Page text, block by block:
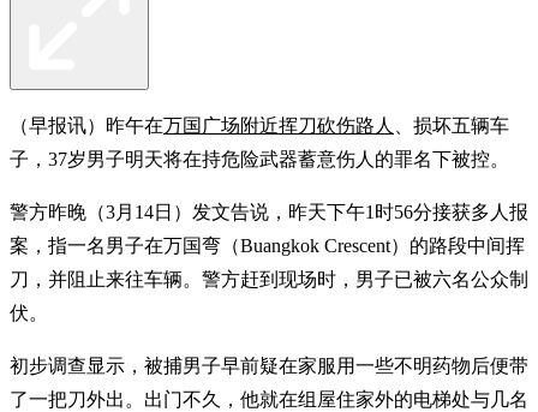
（早报讯）昨午在万国广场附近挥刀砍伤路人
、损坏五辆车
子，37岁男子明天将在持危险武器蓄意伤人的罪名下被控。
警方昨晚（3月14日）发文告说，昨天下午1时56分接获多人报
案，指一名男子在万国弯（Buangkok Crescent）的路段中间挥
刀，并阻止来往车辆。警方赶到现场时，男子已被六名公众制
伏。
初步调查显示，被捕男子早前疑在家服用一些不明药物后便带
了一把刀外出。出门不久，他就在组屋住家外的电梯处与几名